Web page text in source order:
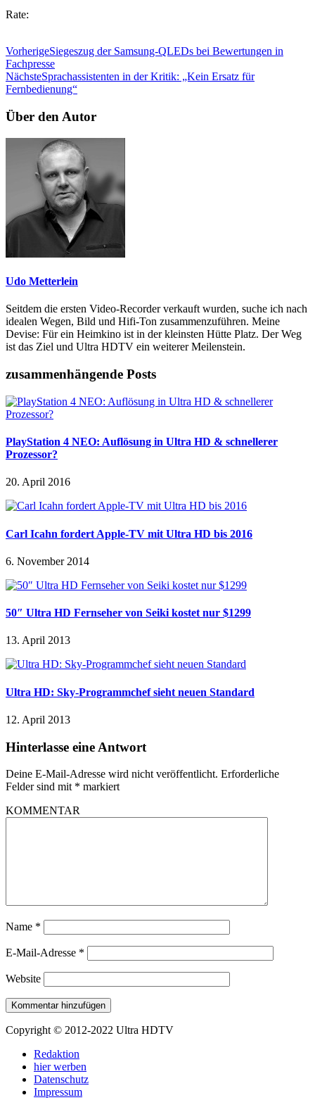
Rate:
VorherigeSiegeszug der Samsung-QLEDs bei Bewertungen in
Fachpresse
NächsteSprachassistenten in der Kritik: „Kein Ersatz für
Fernbedienung“
Über den Autor
Udo Metterlein
Seitdem die ersten Video-Recorder verkauft wurden, suche ich nach
idealen Wegen, Bild und Hifi-Ton zusammenzuführen. Meine
Devise: Für ein Heimkino ist in der kleinsten Hütte Platz. Der Weg
ist das Ziel und Ultra HDTV ein weiterer Meilenstein.
zusammenhängende Posts
PlayStation 4 NEO: Auflösung in Ultra HD & schnellerer
Prozessor?
20. April 2016
Carl Icahn fordert Apple-TV mit Ultra HD bis 2016
6. November 2014
50″ Ultra HD Fernseher von Seiki kostet nur $1299
13. April 2013
Ultra HD: Sky-Programmchef sieht neuen Standard
12. April 2013
Hinterlasse eine Antwort
Deine E-Mail-Adresse wird nicht veröffentlicht. Erforderliche
Felder sind mit * markiert
KOMMENTAR
Name *
E-Mail-Adresse *
Website
Copyright © 2012-2022 Ultra HDTV
Redaktion
hier werben
Datenschutz
Impressum